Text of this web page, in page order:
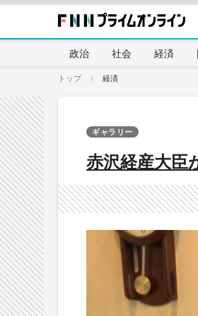
政治 社会 経済
トップ 経済
赤沢経産大
ギャラリー